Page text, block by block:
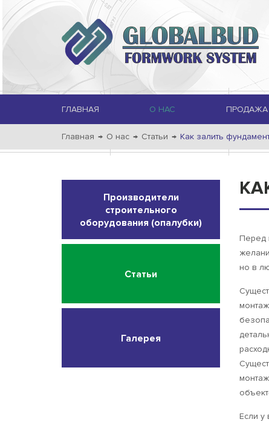
ГЛАВНАЯ О НАС
Главная → О нас → Статьи → Как залить
Производители
строительного
оборудования (опалубки)
Статьи
Галерея
Перед
но в
Если у